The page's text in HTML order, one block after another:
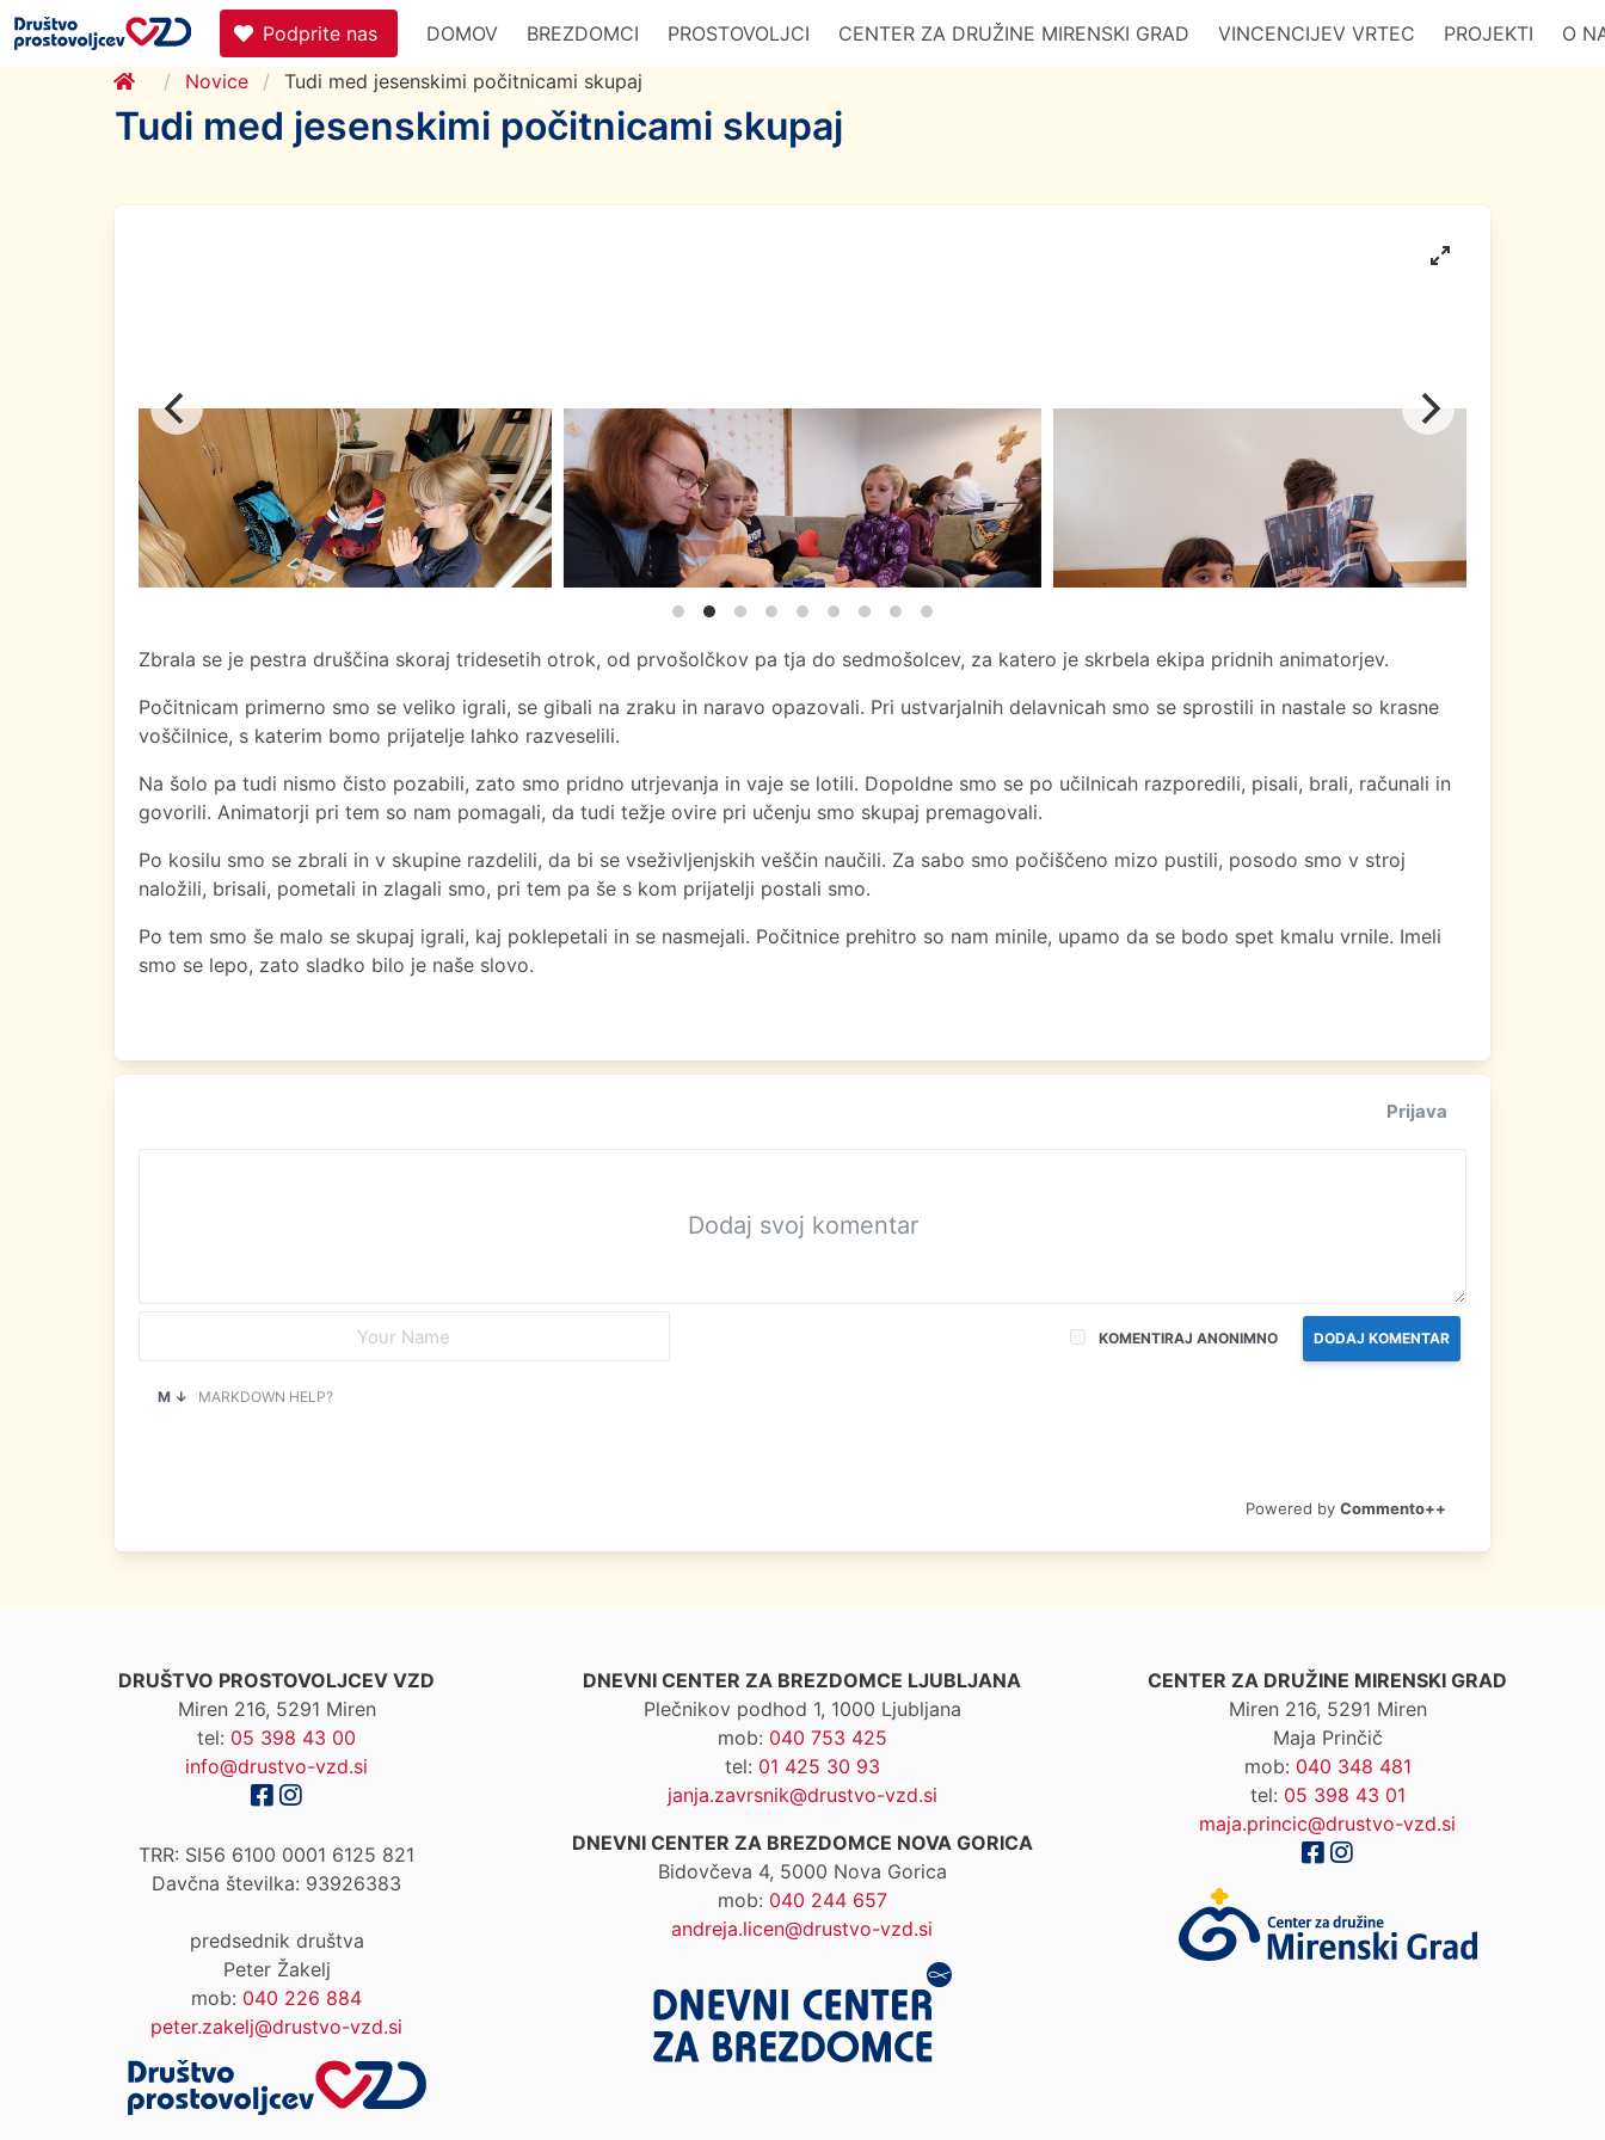
Podprite nas DOMOV BREZDOMCI PROSTOVOLJCI CENTER ZA DRUŽINE MIRENSKI GRAD VINCENCIJEV VRTEC PROJEKTI
O
Novice
Tudi med jesenskimi počitnicami skupaj
Tudi med jesenskimi počitnicami skupaj
Zbrala se je pestra druščina skoraj tridesetih otrok, od prvošolčkov pa tja do sedmošolcev, za katero je skrbela ekipa pridnih animatorjev.
Počitnicam primerno smo se veliko igrali, se gibali na zraku in naravo opazovali. Pri ustvarjalnih delavnicah smo se sprostili in nastale so krasne
voščilnice, s katerim bomo prijatelje lahko razveselili.
Na šolo pa tudi nismo čisto pozabili, zato smo pridno utrjevanja in vaje se lotili. Dopoldne smo se po učilnicah razporedili, pisali, brali, računali in
govorili. Animatorji pri tem so nam pomagali, da tudi težje ovire pri učenju smo skupaj premagovali.
Po kosilu smo se zbrali in v skupine razdelili, da bi se vseživljenjskih veščin naučili. Za sabo smo počiščeno mizo pustili, posodo smo v stroj
naložili, brisali, pometali in zlagali smo, pri tem pa še s kom prijatelji postali smo.
Po tem smo še malo se skupaj igrali, kaj poklepetali in se nasmejali. Počitnice prehitro so nam minile, upamo da se bodo spet kmalu vrnile. Imeli
smo se lepo, zato sladko bilo je naše slovo.
Prijava
DODAJ KOMENTAR
KOMENTIRAJ ANONIMNO
M ↓ MARKDOWN HELP?
Commento++
DRUŠTVO PROSTOVOLJCEV VZD
Miren 216, 5291 Miren
tel: 05 398 43 00
info@drustvo-vzd.si
TRR: SI56 6100 0001 6125 821
Davčna številka: 93926383
predsednik društva
Peter Žakelj
mob: 040 226 884
peter.zakelj@drustvo-vzd.si
DNEVNI CENTER ZA BREZDOMCE LJUBLJANA
Plečnikov podhod 1, 1000 Ljubljana
mob: 040 753 425
tel: 01 425 30 93
janja.zavrsnik@drustvo-vzd.si
DNEVNI CENTER ZA BREZDOMCE NOVA GORICA
Bidovčeva 4, 5000 Nova Gorica
mob: 040 244 657
andreja.licen@drustvo-vzd.si
CENTER ZA DRUŽINE MIRENSKI GRAD
Miren 216, 5291 Miren
Maja Prinčič
mob: 040 348 481
tel: 05 398 43 01
maja.princic@drustvo-vzd.si